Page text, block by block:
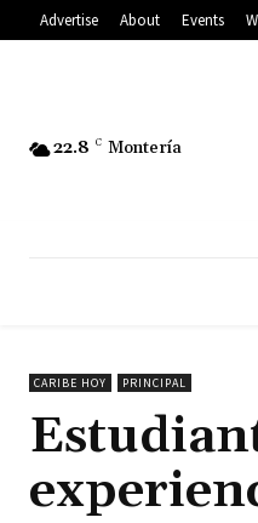
Advertise About Events
22.8 C Montería
CARIBE HOY PRINCIPAL